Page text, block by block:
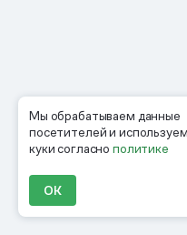
Мы обрабатываем данные
посетителей и используем
куки согласнополитике
ОК